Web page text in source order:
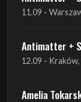
12.09 - Kraków,
Amelia
19.09 - Brześć
Liquid Shadows